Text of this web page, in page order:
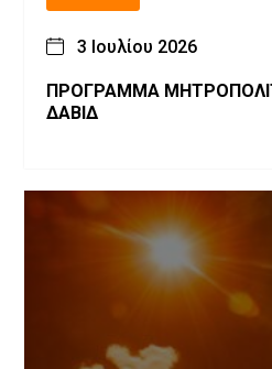
3 Ιουλίου 2026
ΠΡΟΓΡΑΜΜΑ ΜΗΤΡΟΠΟΛΙΤΟΥ ΓΡΕΒΕΝΩΝ κ.
ΔΑΒΙΔ